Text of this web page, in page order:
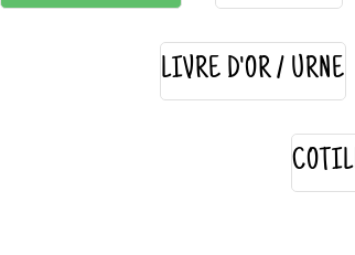
LIVRE D'OR / URNE